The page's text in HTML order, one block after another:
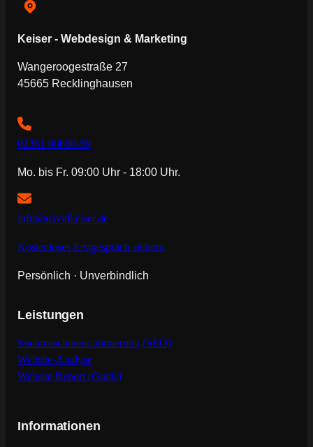
Keiser - Webdesign & Marketing
Wangeroogestraße 27
45665 Recklinghausen
02361 90860-59
Mo. bis Fr. 09:00 Uhr - 18:00 Uhr.
info@davidkeiser.de
Kostenloses Erstgespräch sichern
Persönlich · Unverbindlich
Leistungen
Suchmaschinenoptimierung (SEO)
Website-Analyse
Website Report (Gratis)
Informationen